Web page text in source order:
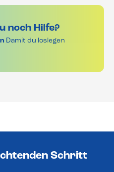
noch Hilfe?
Damit du loslegen
Schritt